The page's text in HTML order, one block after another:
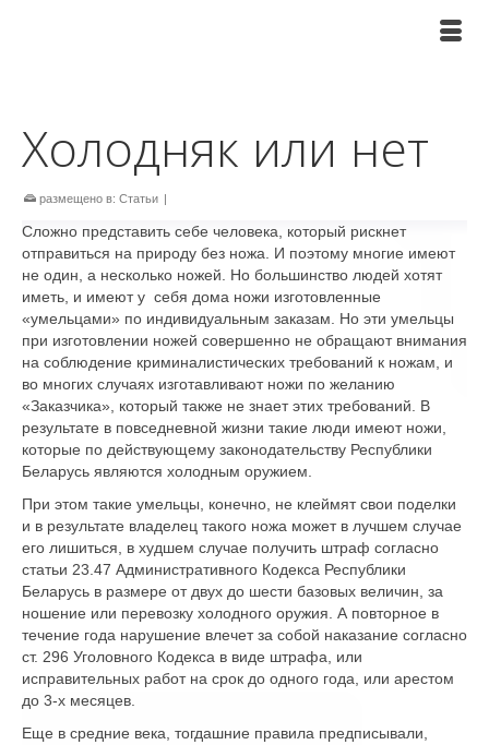
Холодняк или нет
размещено в: Статьи |
Сложно представить себе человека, который рискнет
отправиться на природу без ножа. И поэтому многие имеют
не один, а несколько ножей. Но большинство людей хотят
иметь, и имеют у себя дома ножи изготовленные
«умельцами» по индивидуальным заказам. Но эти умельцы
при изготовлении ножей совершенно не обращают внимания
на соблюдение криминалистических требований к ножам, и
во многих случаях изготавливают ножи по желанию
«Заказчика», который также не знает этих требований. В
результате в повседневной жизни такие люди имеют ножи,
которые по действующему законодательству Республики
Беларусь являются холодным оружием.
При этом такие умельцы, конечно, не клеймят свои поделки
и в результате владелец такого ножа может в лучшем случае
его лишиться, в худшем случае получить штраф согласно
статьи 23.47 Административного Кодекса Республики
Беларусь в размере от двух до шести базовых величин, за
ношение или перевозку холодного оружия. А повторное в
течение года нарушение влечет за собой наказание согласно
ст. 296 Уголовного Кодекса в виде штрафа, или
исправительных работ на срок до одного года, или арестом
до 3-х месяцев.
Еще в средние века, тогдашние правила предписывали,